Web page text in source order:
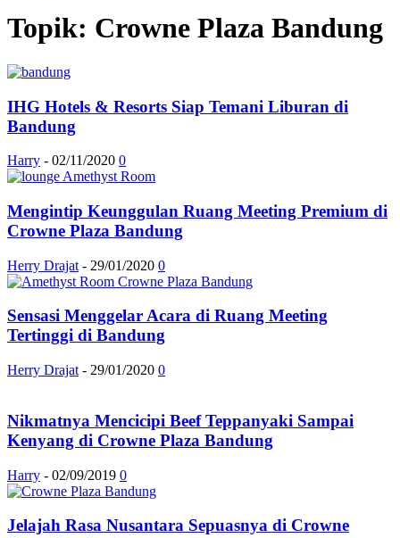
Topik: Crowne Plaza Bandung
IHG Hotels & Resorts Siap Temani Liburan di
Bandung
Harry - 02/11/2020 0
Mengintip Keunggulan Ruang Meeting Premium di
Crowne Plaza Bandung
Herry Drajat - 29/01/2020 0
Sensasi Menggelar Acara di Ruang Meeting
Tertinggi di Bandung
Herry Drajat - 29/01/2020 0
Nikmatnya Mencicipi Beef Teppanyaki Sampai
Kenyang di Crowne Plaza Bandung
Harry - 02/09/2019 0
Jelajah Rasa Nusantara Sepuasnya di Crowne